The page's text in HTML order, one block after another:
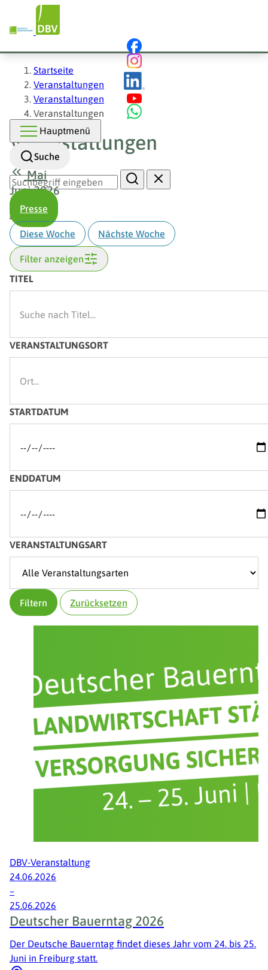
Inhalt
Hauptnavigation
Hauptmenü
Suche
Presse
Pfadnavigation
Startseite
Veranstaltungen
Veranstaltungen
Veranstaltungen
Veranstaltungen
Mai
Juni 2026
Juli
Diese Woche Nächste Woche
Filter anzeigen
TITEL
VERANSTALTUNGSORT
STARTDATUM
ENDDATUM
VERANSTALTUNGSART
Filtern Zurücksetzen
DBV-Veranstaltung
24.06.2026
–
25.06.2026
Deutscher Bauerntag 2026
Der Deutsche Bauerntag findet dieses Jahr vom 24. bis 25.
Juni in Freiburg statt.